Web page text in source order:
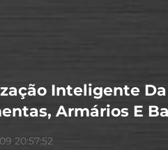
Inteligente
Armários E
20:57:52